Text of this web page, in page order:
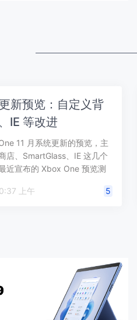
新预览：自定义背
IE 等改进
11 月系统更新的预览，主
店、SmartGlass、IE 这几个
近宣布的 Xbox One 预览测
年 10 月 21 日, 10:37 上午
5